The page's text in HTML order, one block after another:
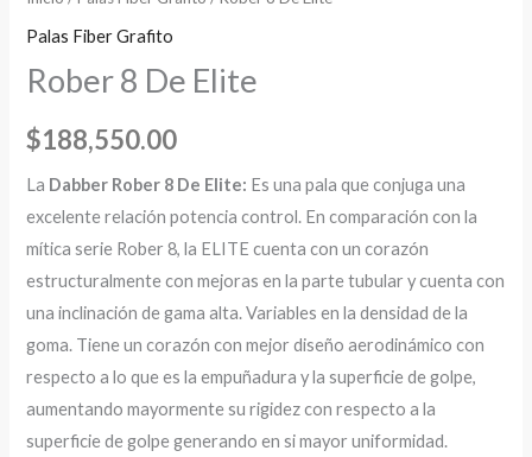
Palas Fiber Grafito
Rober 8 De Elite
$188,550.00
La Dabber Rober 8 De Elite: Es una pala que conjuga una
excelente relación potencia control. En comparación con la
mítica serie Rober 8, la ELITE cuenta con un corazón
estructuralmente con mejoras en la parte tubular y cuenta con
una inclinación de gama alta. Variables en la densidad de la
goma. Tiene un corazón con mejor diseño aerodinámico con
respecto a lo que es la empuñadura y la superficie de golpe,
aumentando mayormente su rigidez con respecto a la
superficie de golpe generando en si mayor uniformidad.